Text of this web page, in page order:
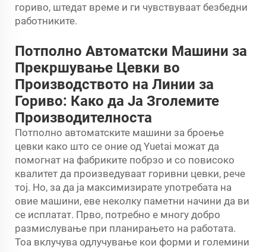
гориво, штедат време и ги чувствуваат безбедни
работниките.
Потполно Автоматски Машини за
Прекршување Цевки во
Производството на Линии за
Гориво: Како да Ја Зголемите
Производителноста
Потполно автоматските машини за броење
цевки како што се оние од Yuetai можат да
помогнат на фабриките побрзо и со повисоко
квалитет да произведуваат горивни цевки, рече
тој. Но, за да ја максимизирате употребата на
овие машини, еве неколку паметни начини да ви
се исплатат. Прво, потребно е многу добро
размислување при планирањето на работата.
Тоа вклучува одлучување кои форми и големини